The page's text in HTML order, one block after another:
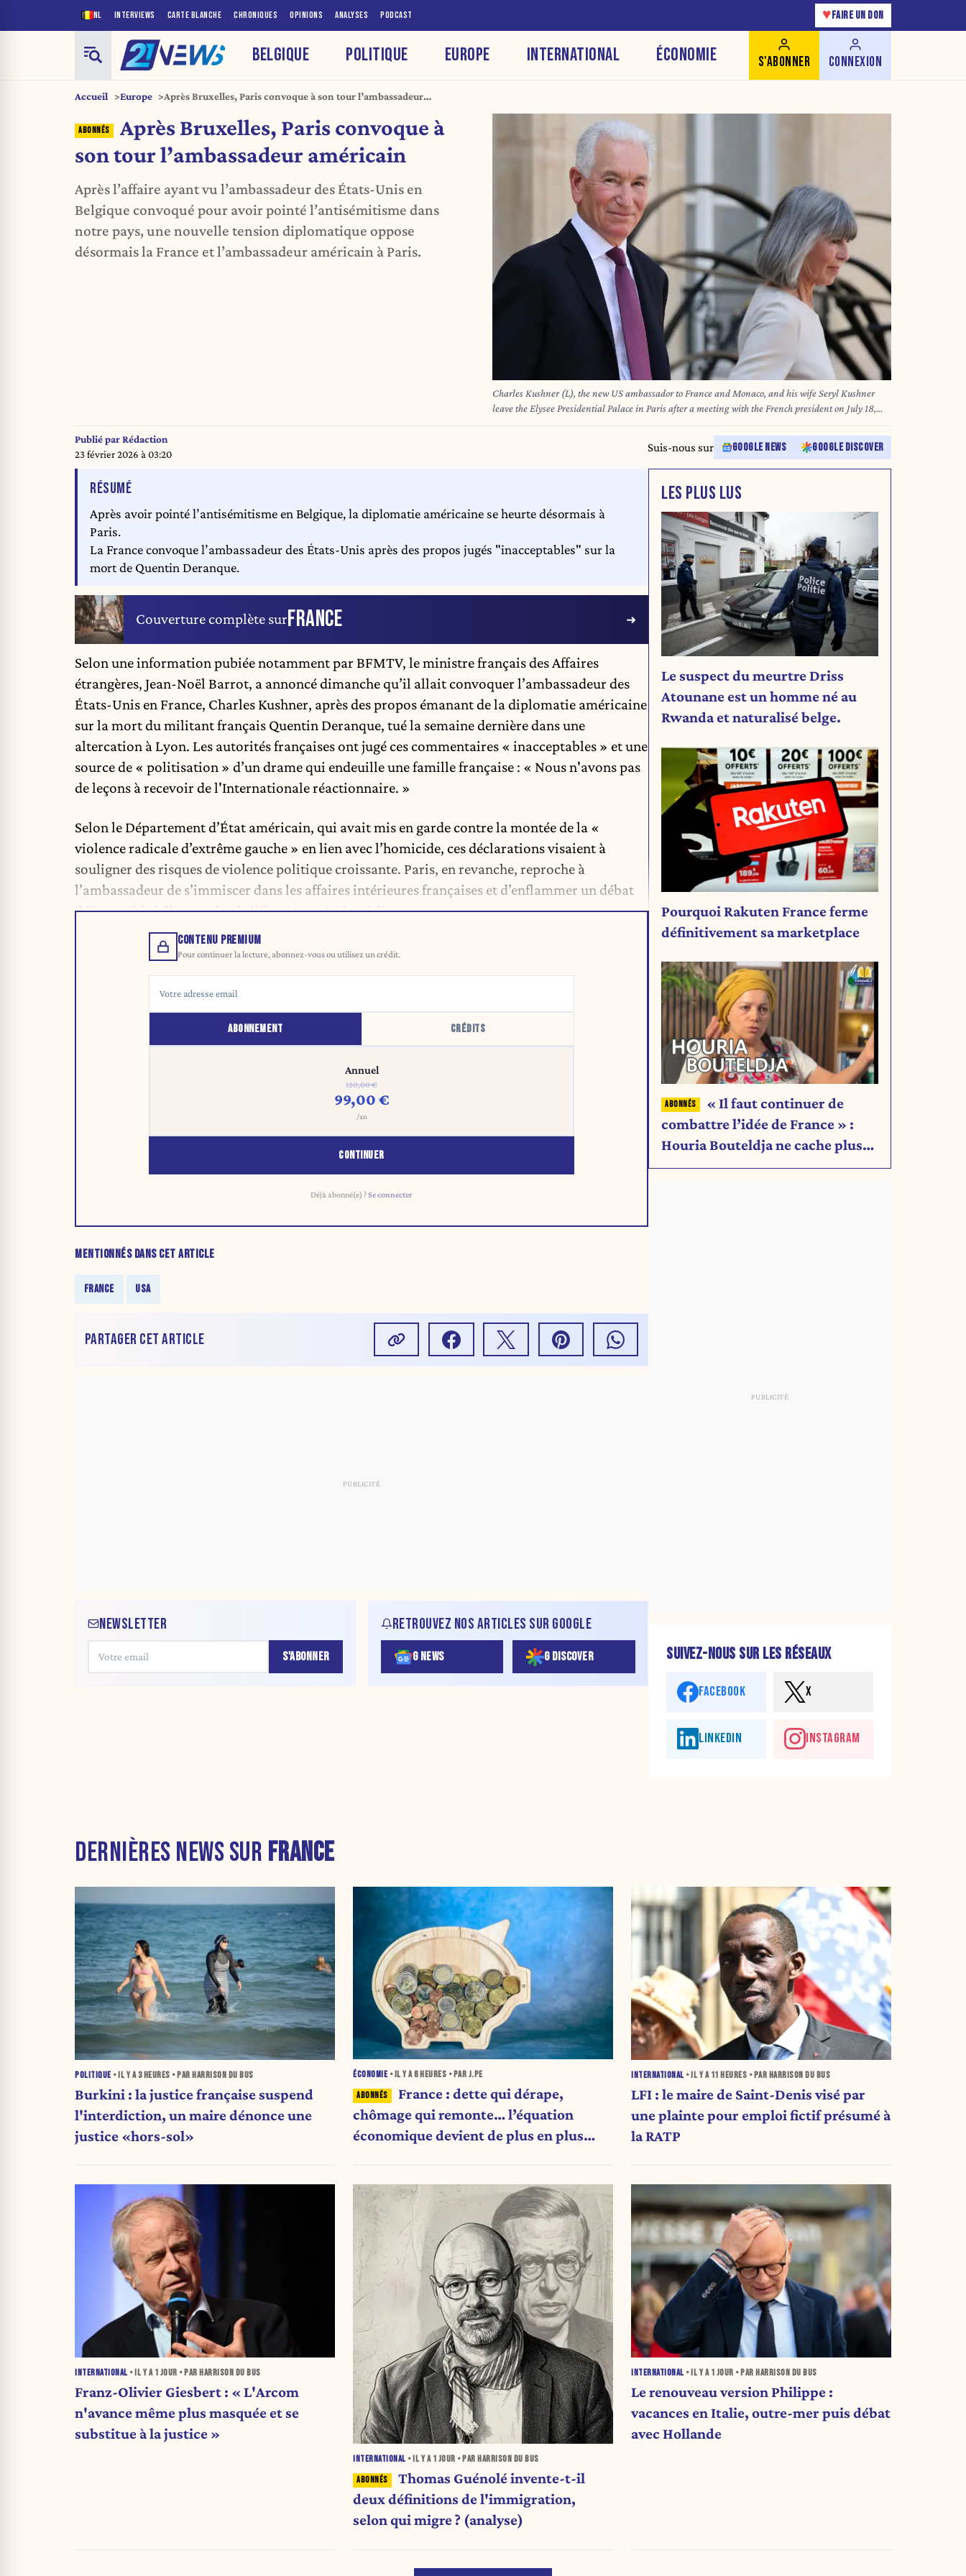
NL INTERVIEWS CARTE BLANCHE CHRONIQUES OPINIONS ANALYSES PODCAST ♥ FAIRE UN DON
BELGIQUE POLITIQUE EUROPE INTERNATIONAL ÉCONOMIE S'ABONNER CONNEXION
Accueil Europe
Après Bruxelles, Paris convoque à son tour l’ambassadeur
Après Bruxelles, Paris convoque à
son tour l’ambassadeur américain
Après l’affaire ayant vu l’ambassadeur des États-Unis en
Belgique convoqué pour avoir pointé l’antisémitisme dans
notre pays, une nouvelle tension diplomatique oppose
désormais la France et l’ambassadeur américain à Paris.
Charles Kushner (L), the new US ambassador to France and Monaco, and his wife Seryl Kushner
leave the Elysee Presidential Palace in Paris after a meeting with the French president on July 18,
2025. Ludovic MARIN / AFP
Publié parRédaction
23 février 2026 à 03:20
Suis-nous sur GOOGLE NEWS GOOGLE DISCOVER
RÉSUMÉDE L'ARTICLE
Après avoir pointé l’antisémitisme en Belgique, la diplomatie américaine se heurte désormais à
Paris.
La France convoque l’ambassadeur des États-Unis après des propos jugés "inacceptables" sur la
mort de Quentin Deranque.
Couverture complète surFRANCE
Selon une information pubiée notamment par BFMTV, le ministre français des Affaires
étrangères, Jean-Noël Barrot, a annoncé dimanche qu’il allait convoquer l’ambassadeur des
États-Unis en France, Charles Kushner, après des propos émanant de la diplomatie américaine
sur la mort du militant français Quentin Deranque, tué la semaine dernière dans une
altercation à Lyon. Les autorités françaises ont jugé ces commentaires « inacceptables » et une
source de « politisation » d’un drame qui endeuille une famille française : « Nous n'avons pas
de leçons à recevoir de l'Internationale réactionnaire. »
Selon le Département d’État américain, qui avait mis en garde contre la montée de la «
violence radicale d’extrême gauche » en lien avec l’homicide, ces déclarations visaient à
souligner des risques de violence politique croissante. Paris, en revanche, reproche à
l’ambassadeur de s’immiscer dans les affaires intérieures françaises et d’enflammer un débat
déjà sensible à l’approche de l’élection présidentielle.
CONTENU PREMIUM
Pour continuer la lecture, abonnez-vous ou utilisez un crédit.
ABONNEMENT CRÉDITS
Annuel
120,00 €
99,00 €
/an
CONTINUER
Déjà abonné(e) ?Se connecter
MENTIONNÉS DANS CET ARTICLE
FRANCE USA
PARTAGER CET ARTICLE
NEWSLETTER
S'ABONNER
RETROUVEZ NOS ARTICLES SUR GOOGLE
G NEWS G DISCOVER
LES PLUS LUS
Le suspect du meurtre Driss
Atounane est un homme né au
Rwanda et naturalisé belge.
Pourquoi Rakuten France ferme
définitivement sa marketplace
« Il faut continuer de
combattre l’idée de France » :
Houria Bouteldja ne cache plus
rien de son projet
SUIVEZ-NOUS SUR LES RÉSEAUX
FACEBOOK X
LINKEDIN INSTAGRAM
DERNIÈRES NEWS SUR FRANCE
POLITIQUE • IL Y A3 HEURES • PAR HARRISON DU BUS
Burkini : la justice française suspend
l'interdiction, un maire dénonce une
justice «hors-sol»
ÉCONOMIE • IL Y A6 HEURES • PAR J.PE
France : dette qui dérape,
chômage qui remonte… l’équation
économique devient de plus en plus
INTERNATIONAL • IL Y A 11 HEURES • PAR HARRISON DU BUS
LFI : le maire de Saint-Denis visé par
une plainte pour emploi fictif présumé à
la RATP
INTERNATIONAL • IL Y A 1 JOUR • PAR HARRISON DU BUS
Franz-Olivier Giesbert : « L'Arcom
n'avance même plus masquée et se
substitue à la justice »
INTERNATIONAL • IL Y A 1 JOUR • PAR HARRISON DU BUS
Thomas Guénolé invente-t-il
deux définitions de l'immigration,
selon qui migre ? (analyse)
INTERNATIONAL • IL Y A 1 JOUR • PAR HARRISON DU BUS
Le renouveau version Philippe :
vacances en Italie, outre-mer puis débat
avec Hollande